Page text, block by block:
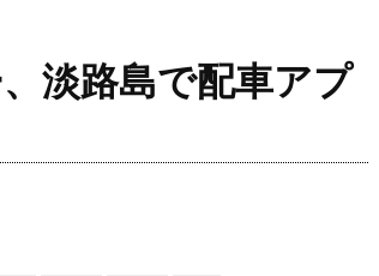
動
淡路島で配車アプ